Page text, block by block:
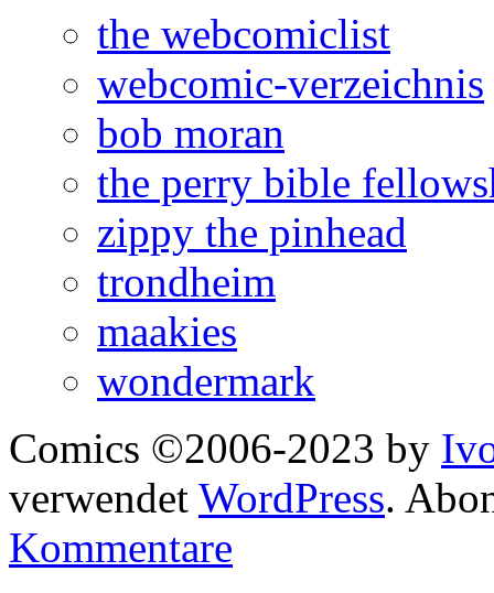
the webcomiclist
webcomic-verzeichnis
bob moran
the perry bible
zippy the pinhead
trondheim
maakies
wondermark
Comics ©2006-2023 by
verwendet WordPress.
Kommentare